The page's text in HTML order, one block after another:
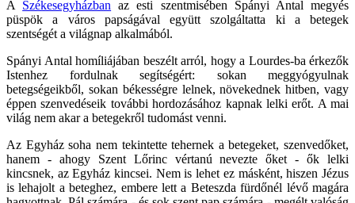
A Székesegyházban az esti szentmisében Spányi Antal megyés
püspök a város papságával együtt szolgáltatta ki a betegek
szentségét a világnap alkalmából.
Spányi Antal homíliájában beszélt arról, hogy a Lourdes-ba érkezők
Istenhez fordulnak segítségért: sokan meggyógyulnak
betegségeikből, sokan békességre lelnek, növekednek hitben, vagy
éppen szenvedéseik további hordozásához kapnak lelki erőt. A mai
világ nem akar a betegekről tudomást venni.
Az Egyház soha nem tekintette tehernek a betegeket, szenvedőket,
hanem - ahogy Szent Lőrinc vértanú nevezte őket - ők lelki
kincsnek, az Egyház kincsei. Nem is lehet ez másként, hiszen Jézus
is lehajolt a beteghez, embere lett a Beteszda fürdőnél lévő magára